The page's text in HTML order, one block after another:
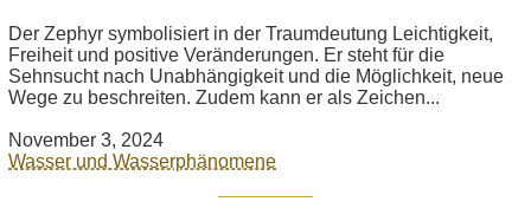
Der Zephyr symbolisiert in der Traumdeutung Leichtigkeit,
Freiheit und positive Veränderungen. Er steht für die
Sehnsucht nach Unabhängigkeit und die Möglichkeit, neue
Wege zu beschreiten. Zudem kann er als Zeichen...
November 3, 2024
Wasser und Wasserphänomene